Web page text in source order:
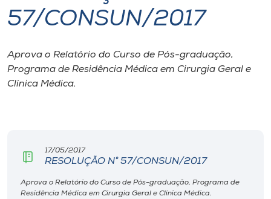
I.nova
Diplomados
57/CONSUN/2017
Aprova o Relatório do Curso de Pós-graduação,
Programa de Residência Médica em Cirurgia Geral e
Clínica Médica.
17/05/2017
RESOLUÇÃO N° 57/CONSUN/2017
Aprova o Relatório do Curso de Pós-graduação, Programa de
Residência Médica em Cirurgia Geral e Clínica Médica.